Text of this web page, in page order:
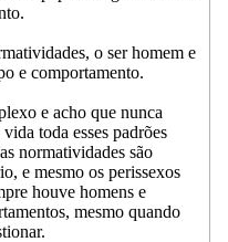
o ser homem e
e comportamento.
e acho que nunca
toda esses padrões
normatividades são
e mesmo os perissexos
houve homens e
mesmo quando